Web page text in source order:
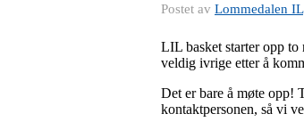
Postet av Lommedalen IL
LIL basket starter opp
veldig ivrige etter å
Det er bare å møte opp!
kontaktpersonen, så vi